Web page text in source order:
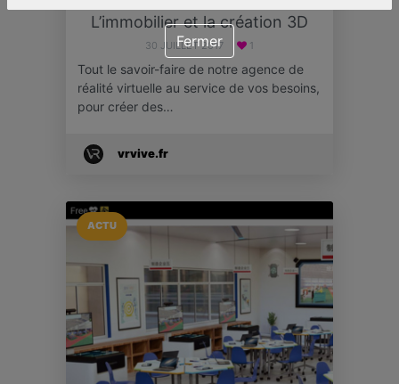
L’immobilier et la création 3D
30 JUILLET 2017 1
Tout le savoir-faire de notre agence de
réalité virtuelle au service de vos besoins,
pour créer des…
vrvive.fr
ACTU
Fermer